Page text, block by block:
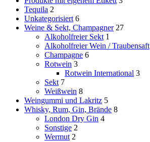
Tequila 2
Unkategorisiert 6
Weine & Sekt, Champagner 27
Alkoholfreier Sekt 1
Alkoholfreier Wein / Traubensaft
Champagne 6
Rotwein 3
Rotwein International 3
Sekt 7
Weißwein 8
Weingummi und Lakritz 5
Whisky, Rum, Gin, Brände 8
London Dry Gin 4
Sonstige 2
Wermut 2